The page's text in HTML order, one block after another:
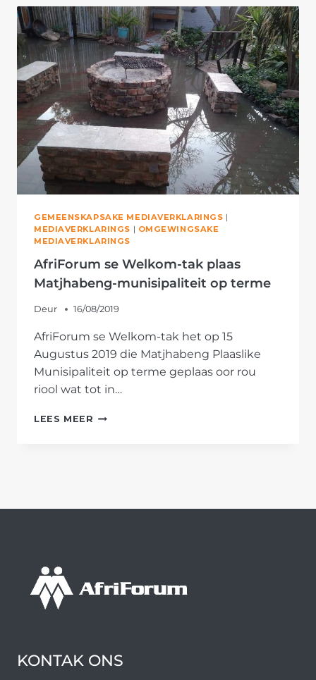
VOLGEHOUE
DRUK
DEUR
AFRIFORUM
GEMEENSKAPSAKE MEDIAVERKLARINGS |
MEDIAVERKLARINGS | OMGEWINGSAKE
MEDIAVERKLARINGS
AfriForum se Welkom-tak plaas
Matjhabeng-munisipaliteit op terme
Deur 16/08/2019
AfriForum se Welkom-tak het op 15
Augustus 2019 die Matjhabeng Plaaslike
Munisipaliteit op terme geplaas oor rou
riool wat tot in…
LEES MEER AFRIFORUM
KONTAK ONS